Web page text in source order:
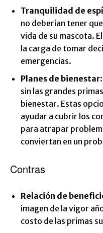
Tranquilidad de
no deberían tener
vida de su mascota.
la carga de tomar
emergencias.
Planes de bienestar
sin las grandes
bienestar. Estas
ayudar a cubrir los
para atrapar
conviertan en un
Contras
Relación de
imagen de la vigor
costo de las primas